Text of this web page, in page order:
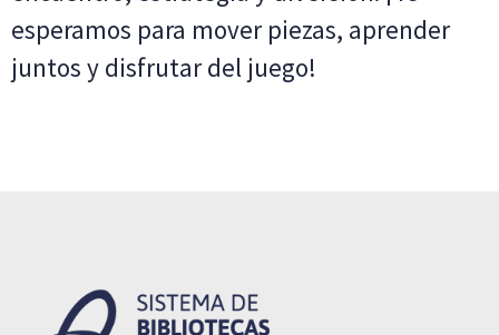
esperamos para mover piezas, aprender
juntos y disfrutar del juego!